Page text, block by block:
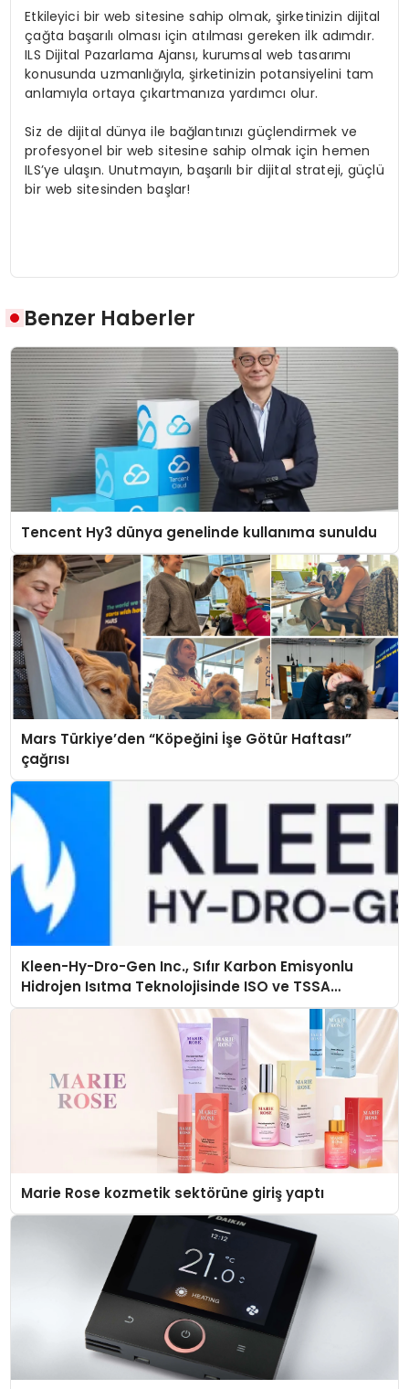
Etkileyici bir web sitesine sahip olmak, şirketinizin dijital
çağta başarılı olması için atılması gereken ilk adımdır.
ILS Dijital Pazarlama Ajansı, kurumsal web tasarımı
konusunda uzmanlığıyla, şirketinizin potansiyelini tam
anlamıyla ortaya çıkartmanıza yardımcı olur.
Siz de dijital dünya ile bağlantınızı güçlendirmek ve
profesyonel bir web sitesine sahip olmak için hemen
ILS’ye ulaşın. Unutmayın, başarılı bir dijital strateji, güçlü
bir web sitesinden başlar!
Benzer Haberler
Tencent Hy3 dünya genelinde kullanıma sunuldu
Mars Türkiye’den “Köpeğini İşe Götür Haftası”
çağrısı
Kleen-Hy-Dro-Gen Inc., Sıfır Karbon Emisyonlu
Hidrojen Isıtma Teknolojisinde ISO ve TSSA
Düzenleyici Onaylarını Aldı
Marie Rose kozmetik sektörüne giriş yaptı